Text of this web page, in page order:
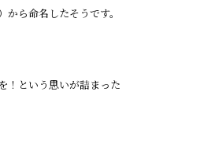
ら命名したそうです。
！という思いが詰まった